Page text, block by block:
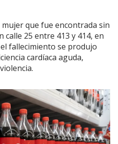
que fue encontrada sin
25 entre 413 y 414, en
fallecimiento se produjo
cardíaca aguda,